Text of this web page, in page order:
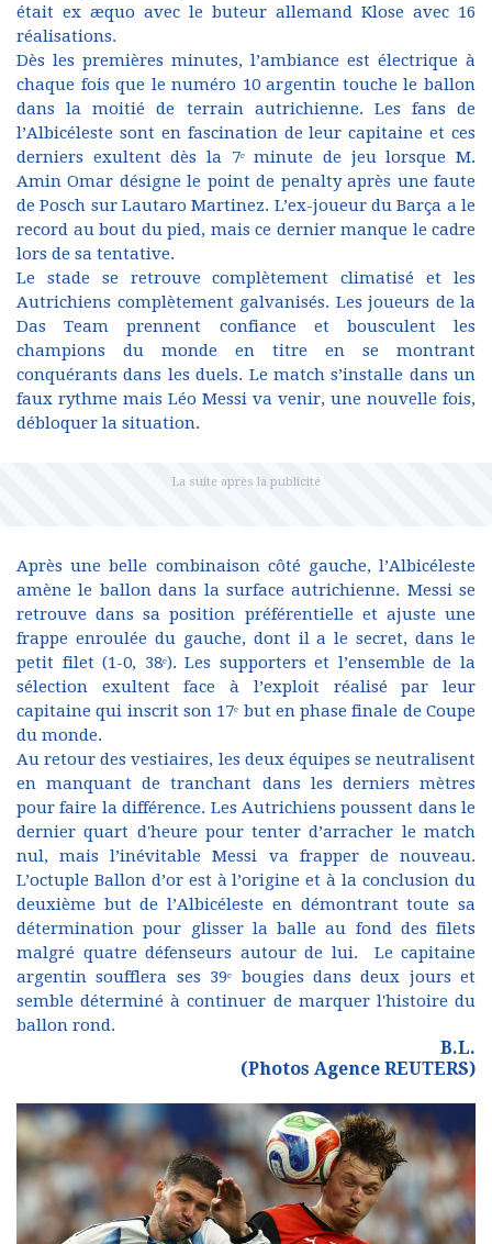
était ex æquo avec le buteur allemand Klose avec 16
réalisations.
Dès les premières minutes, l’ambiance est électrique à
chaque fois que le numéro 10 argentin touche le ballon
dans la moitié de terrain autrichienne. Les fans de
l’Albicéleste sont en fascination de leur capitaine et ces
derniers exultent dès la 7ᵉ minute de jeu lorsque M.
Amin Omar désigne le point de penalty après une faute
de Posch sur Lautaro Martinez. L’ex-joueur du Barça a le
record au bout du pied, mais ce dernier manque le cadre
lors de sa tentative.
Le stade se retrouve complètement climatisé et les
Autrichiens complètement galvanisés. Les joueurs de la
Das Team prennent confiance et bousculent les
champions du monde en titre en se montrant
conquérants dans les duels. Le match s’installe dans un
faux rythme mais Léo Messi va venir, une nouvelle fois,
débloquer la situation.
Après une belle combinaison côté gauche, l’Albicéleste
amène le ballon dans la surface autrichienne. Messi se
retrouve dans sa position préférentielle et ajuste une
frappe enroulée du gauche, dont il a le secret, dans le
petit filet (1-0, 38ᵉ). Les supporters et l’ensemble de la
sélection exultent face à l’exploit réalisé par leur
capitaine qui inscrit son 17ᵉ but en phase finale de Coupe
du monde.
Au retour des vestiaires, les deux équipes se neutralisent
en manquant de tranchant dans les derniers mètres
pour faire la différence. Les Autrichiens poussent dans le
dernier quart d'heure pour tenter d’arracher le match
nul, mais l’inévitable Messi va frapper de nouveau.
L’octuple Ballon d’or est à l’origine et à la conclusion du
deuxième but de l’Albicéleste en démontrant toute sa
détermination pour glisser la balle au fond des filets
malgré quatre défenseurs autour de lui. Le capitaine
argentin soufflera ses 39ᵉ bougies dans deux jours et
semble déterminé à continuer de marquer l'histoire du
ballon rond.
B.L.
(Photos Agence REUTERS)